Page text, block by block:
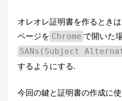
オレオレ証明書を作るときは
ページを Chrome で開いた
SANs(Subject
するようにする.
今回の鍵と証明書の作成に